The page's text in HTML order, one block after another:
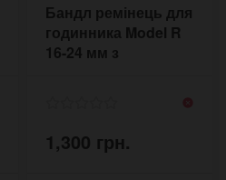
Бандл ремінець для
годинника Model R
16-24 мм з
1,300 грн.